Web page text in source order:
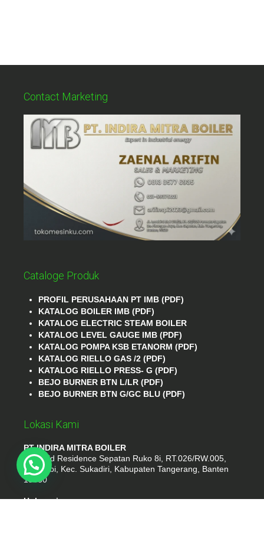
Contact Marketing
Cataloge Produk
PROFIL PERUSAHAAN PT IMB (PDF)
KATALOG BOILER IMB (PDF)
KATALOG ELECTRIC STEAM BOILER
KATALOG LEVEL GAUGE IMB (PDF)
KATALOG POMPA KSB ETANORM (PDF)
KATALOG RIELLO GAS /2 (PDF)
KATALOG RIELLO PRESS- G (PDF)
BEJO BURNER BTN L/LR (PDF)
BEJO BURNER BTN G/GC BLU (PDF)
Lokasi Kami
PT INDIRA MITRA BOILER
Emerald Residence Sepatan Ruko 8i, RT.026/RW.005,
Kosambi, Kec. Sukadiri, Kabupaten Tangerang, Banten
15530
Hubungi